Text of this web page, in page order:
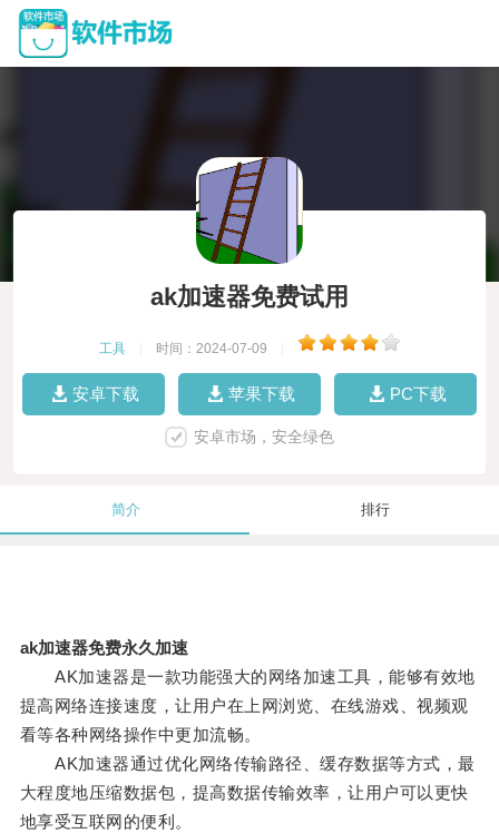
ak加速器免费试用
工具 时间：2024-07-09
安卓下载 苹果下载 PC下载
安卓市场，安全绿色
简介 排行
ak加速器免费永久加速
AK加速器是一款功能强大的网络加速工具，能够有效地
提高网络连接速度，让用户在上网浏览、在线游戏、视频观
看等各种网络操作中更加流畅。
AK加速器通过优化网络传输路径、缓存数据等方式，最
大程度地压缩数据包，提高数据传输效率，让用户可以更快
地享受互联网的便利。